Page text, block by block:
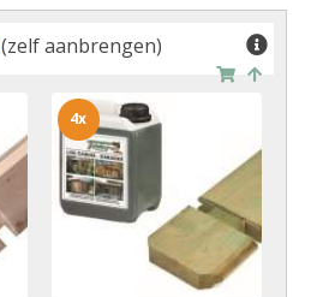
(zelf aanbrengen)
4x